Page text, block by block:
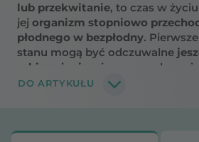
lub przekwitanie, to czas w
jej organizm stopniowo
płodnego w bezpłodny.
stanu mogą być odczuwalne
rokiem życia
, niosąc za sobą m.in.
miesiączkowania, uderzenia
DO ARTYKUŁU